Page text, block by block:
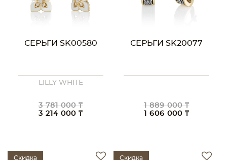
СЕРЬГИ SK00580
LILLY WHITE
3 781 000 ₸
3 214 000 ₸
СЕРЬГИ SK20077
1 889 000 ₸
1 606 000 ₸
Скидка Скидка